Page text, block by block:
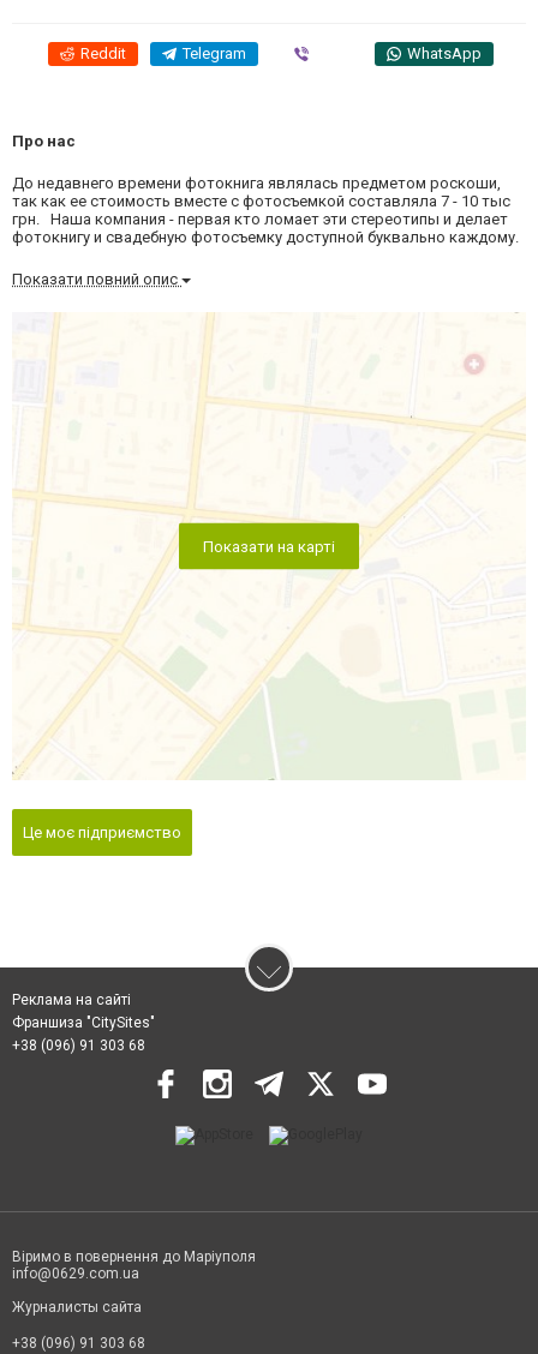
Reddit Telegram WhatsApp
Про нас
До недавнего времени фотокнига являлась предметом роскоши,
так как ее стоимость вместе с фотосъемкой составляла 7 - 10 тыс
грн. Наша компания - первая кто ломает эти стереотипы и делает
фотокнигу и свадебную фотосъемку доступной буквально каждому.
Показати повний опис
Показати на карті
Це моє підприємство
Реклама на сайті
Франшиза "CitySites"
+38 (096) 91 303 68
Віримо в повернення до Маріуполя
info@0629.com.ua
Журналисты сайта
+38 (096) 91 303 68